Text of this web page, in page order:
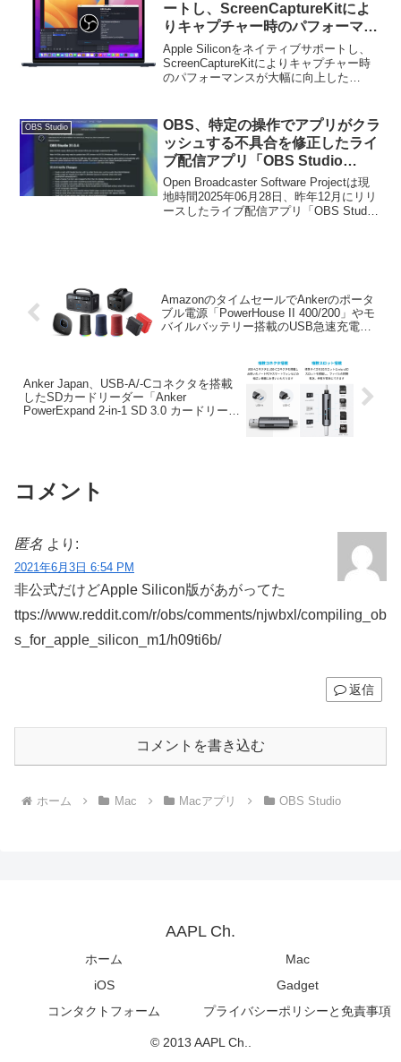
ートし、ScreenCaptureKitによ
りキャプチャー時のパフォーマン
スが大幅に向上したライブ配信ア
プリ「OBS Studio v28.0」の
Beta版が公開。
Apple Siliconをネイティブサポートし、
ScreenCaptureKitによりキャプチャー時
のパフォーマンスが大幅に向上した
OBS Studio
OBS、特定の操作でアプリがクラ
ッシュする不具合を修正したライ
ブ配信アプリ「OBS Studio
v31.0.4 Hotfix」をリリース。
Open Broadcaster Software Projectは現
地時間2025年06月28日、昨年12月にリリ
ースしたライブ配信アプリ「OBS Studio
AmazonのタイムセールでAnkerのポータ
ブル電源「PowerHouse II 400/200」やモ
バイルバッテリー搭載のUSB急速充電器
Anker Japan、USB-A/-Cコネクタを搭載
したSDカードリーダー「Anker
PowerExpand 2-in-1 SD 3.0 カードリーダ
コメント
匿名 より:
2021年6月3日 6:54 PM
非公式だけどApple Silicon版があがってた
ttps://www.reddit.com/r/obs/comments/njwbxl/compiling_ob
s_for_apple_silicon_m1/h09ti6b/
返信
コメントを書き込む
ホーム Mac Macアプリ OBS Studio
AAPL Ch.
ホーム
Mac
iOS
Gadget
コンタクトフォーム
プライバシーポリシーと免責事項
© 2013 AAPL Ch..